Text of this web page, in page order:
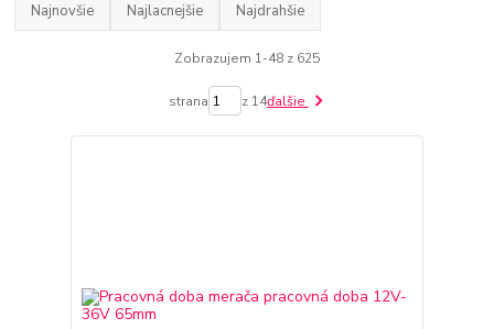
Najnovšie Najlacnejšie Najdrahšie
Zobrazujem 1-48 z 625
strana z 14ďalšie